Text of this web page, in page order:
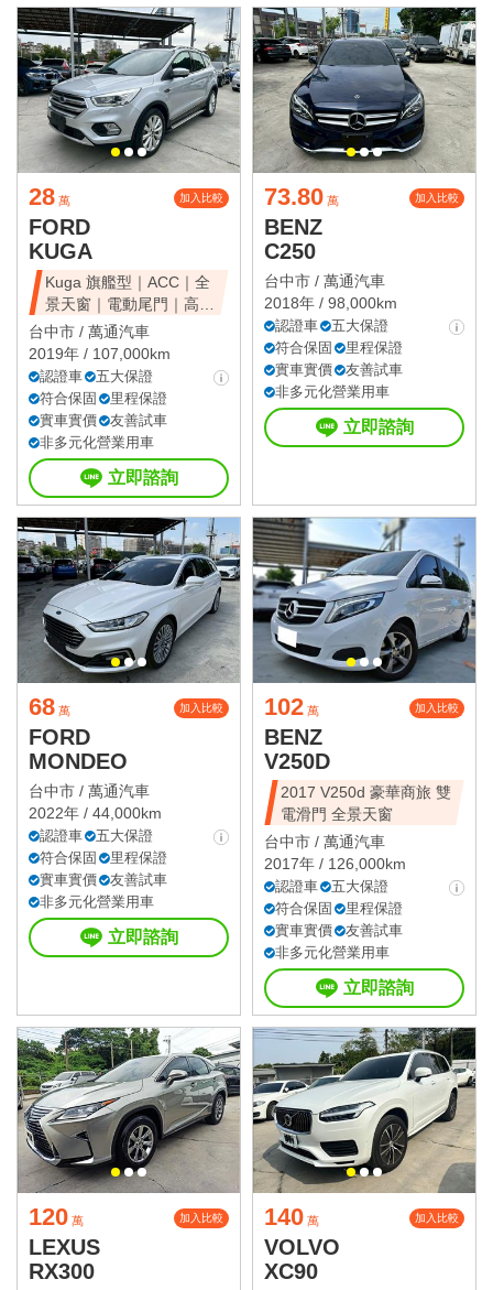
28 萬 加入比較
FORD
KUGA
Kuga 旗艦型｜ACC｜全
景天窗｜電動尾門｜高CP
值休旅
台中市 / 萬通汽車
2019年 / 107,000km
認證車
五大保證
符合保固
里程保證
實車實價
友善試車
非多元化營業用車
立即諮詢
73.80 萬 加入比較
BENZ
C250
台中市 / 萬通汽車
2018年 / 98,000km
認證車
五大保證
符合保固
里程保證
實車實價
友善試車
非多元化營業用車
立即諮詢
68 萬 加入比較
FORD
MONDEO
台中市 / 萬通汽車
2022年 / 44,000km
認證車
五大保證
符合保固
里程保證
實車實價
友善試車
非多元化營業用車
立即諮詢
102 萬 加入比較
BENZ
V250D
2017 V250d 豪華商旅 雙
電滑門 全景天窗
台中市 / 萬通汽車
2017年 / 126,000km
認證車
五大保證
符合保固
里程保證
實車實價
友善試車
非多元化營業用車
立即諮詢
120 萬 加入比較
LEXUS
RX300
140 萬 加入比較
VOLVO
XC90